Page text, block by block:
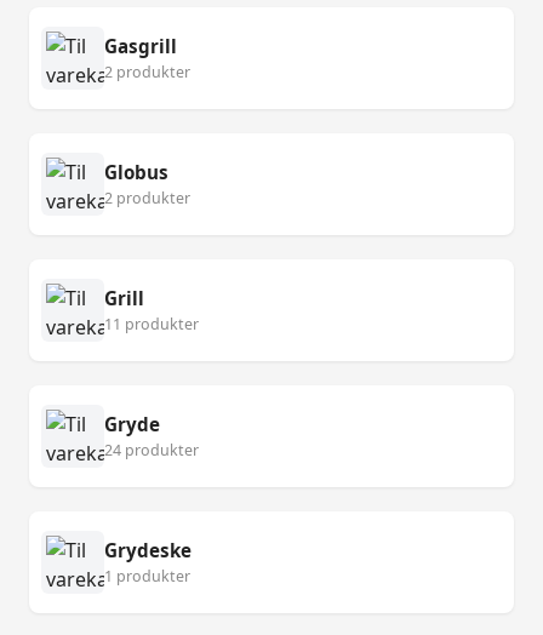
Gasgrill
2 produkter
Globus
2 produkter
Grill
11 produkter
Gryde
24 produkter
Grydeske
1 produkter